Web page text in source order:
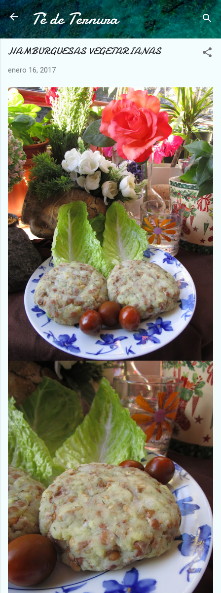
Ir al contenido principal
Té de Ternura
HAMBURGUESAS VEGETARIANAS
enero 16, 2017